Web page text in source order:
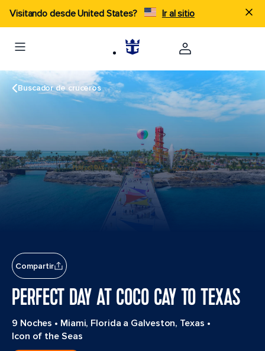
Visitando desde United States? Ir al sitio
Buscador de cruceros
Compartir
PERFECT DAY AT COCO CAY TO TEXAS
9 Noches • Miami, Florida a Galveston, Texas •
Icon of the Seas